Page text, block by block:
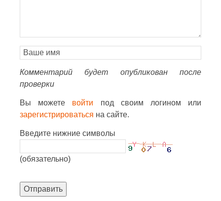
Комментарий будет опубликован после
проверки
Вы можете войти под своим логином или
зарегистрироваться на сайте.
Введите нижние символы
(обязательно)
Отправить